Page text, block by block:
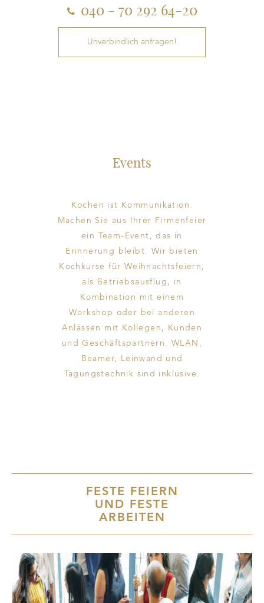
040 - 70 292 64-20
Unverbindlich anfragen!
Events
Kochen ist Kommunikation.
Machen Sie aus Ihrer Firmenfeier
ein Team-Event, das in
Erinnerung bleibt. Wir bieten
Kochkurse für Weihnachtsfeiern,
als Betriebsausflug, in
Kombination mit einem
Workshop oder bei anderen
Anlässen mit Kollegen, Kunden
und Geschäftspartnern. WLAN,
Beamer, Leinwand und
Tagungstechnik sind inklusive.
FESTE FEIERN
UND FESTE
ARBEITEN